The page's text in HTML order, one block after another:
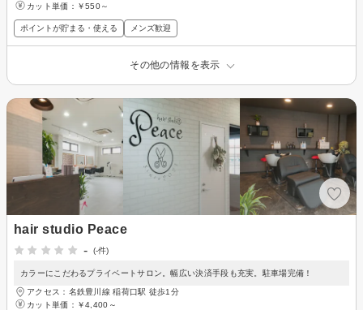
カット単価： ￥550～
ポイントが貯まる・使える メンズ歓迎
その他の情報を表示
hair studio Peace
-
(-件)
カラーにこだわるプライベートサロン。幅広い決済手段も充実。駐車場完備！
アクセス：名鉄豊川線 稲荷口駅 徒歩1分
カット単価： ￥4,400～